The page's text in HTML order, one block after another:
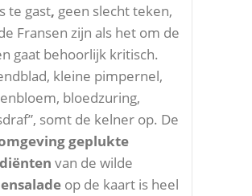
te gast, geen slecht teken,
Fransen zijn als het om de
gaat behoorlijk kritisch.
kleine pimpernel,
bloedzuring,
somt de kelner op. De
geplukte
van de wilde
op de kaart is heel